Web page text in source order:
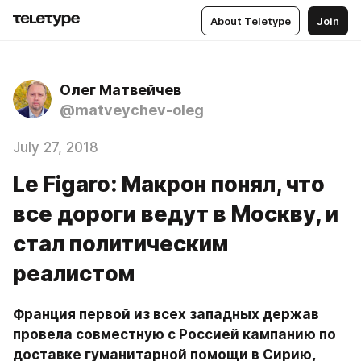
About Teletype Join
Олег Матвейчев
@matveychev-oleg
July 27, 2018
Le Figaro: Макрон понял, что
все дороги ведут в Москву, и
стал политическим
реалистом
Франция первой из всех западных держав
провела совместную с Россией кампанию по
доставке гуманитарной помощи в Сирию,